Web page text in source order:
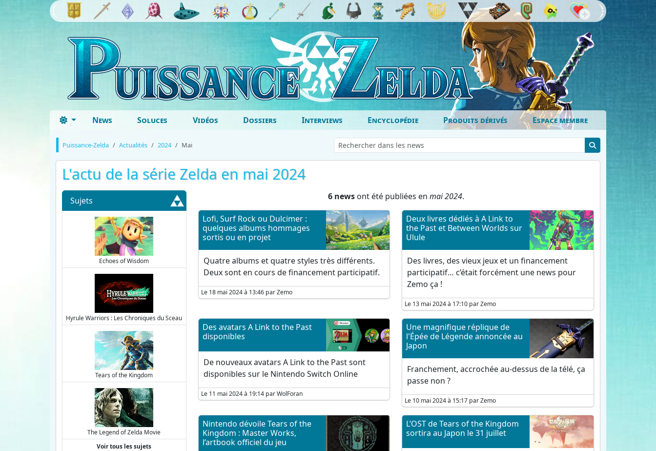
News Soluces Vidéos Dossiers Interviews Encyclopédie Produits dérivés Espace membre
Puissance-Zelda Actualités 2024 Mai
L'actu de la série Zelda en mai 2024
Sujets
Echoes of Wisdom
Hyrule Warriors : Les Chroniques du Sceau
Tears of the Kingdom
The Legend of Zelda Movie
Voir tous les sujets
6 newsont été publiées en mai 2024.
Lofi, Surf Rock ou Dulcimer :
quelques albums hommages
sortis ou en projet
Quatre albums et quatre styles très différents.
Deux sont en cours de financement participatif.
Le 18 mai 2024 à 13:46 par Zemo
Deux livres dédiés à A Link to
the Past et Between Worlds sur
Ulule
Des livres, des vieux jeux et un financement
participatif… c’était forcément une news pour
Zemo ça !
Le 13 mai 2024 à 17:10 par Zemo
Des avatars A Link to the Past
disponibles
De nouveaux avatars A Link to the Past sont
disponibles sur le Nintendo Switch Online
Le 11 mai 2024 à 19:14 par WolForan
Une magnifique réplique de
l'Épée de Légende annoncée au
Japon
Franchement, accrochée au-dessus de la télé, ça
passe non ?
Le 10 mai 2024 à 15:17 par Zemo
Nintendo dévoile Tears of the
Kingdom : Master Works,
l’artbook officiel du jeu
L’OST de Tears of the Kingdom
sortira au Japon le 31 juillet